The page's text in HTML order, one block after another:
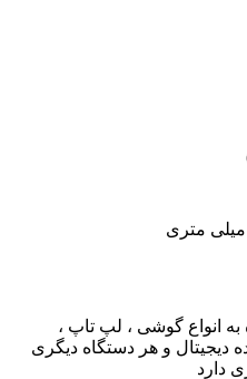
به انواع گوشی ، لپ تاپ ،
دیجیتال و هر دستگاه دیگری